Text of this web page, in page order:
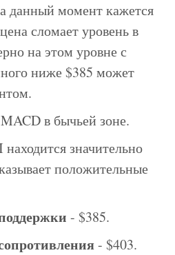
данный момент кажется
сломает уровень в
на этом уровне с
ниже $385 может
в бычьей зоне.
находится значительно
положительные
- $385.
- $403.